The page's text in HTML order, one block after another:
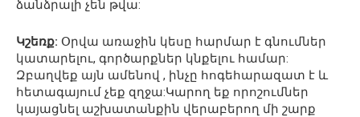
ձանձրալի չեն թվա:
Կշեռք: Օրվա առաջին կեսը հարմար է գնումներ
կատարելու, գործարքներ կնքելու համար:
Զբաղվեք այն ամենով , ինչը հոգեհարազատ է և
հետագայում չեք զղջա:Կարող եք որոշումներ
կայացնել աշխատանքին վերաբերող մի շարք